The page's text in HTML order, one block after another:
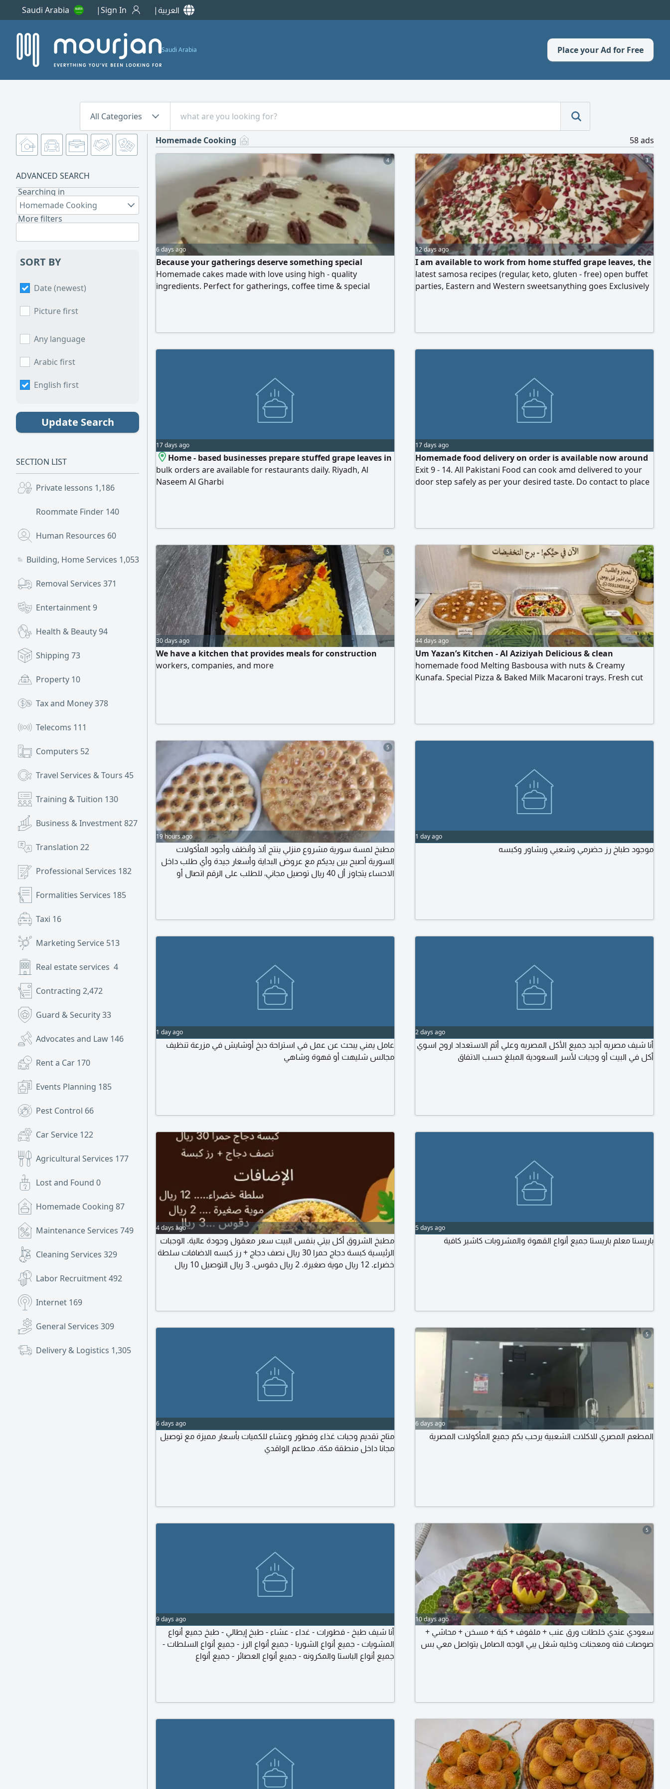
Saudi Arabia Sign In العربية
Saudi Arabia Place your Ad for Free
All Categories
ADVANCED SEARCH
Searching in
Homemade Cooking
More filters
SORT BY
Date (newest)
Picture first
Any language
Arabic first
English first
Update Search
SECTION LIST
Private lessons 1,186
Roommate Finder 140
Human Resources 60
Building, Home Services 1,053
Removal Services 371
Entertainment9
Health & Beauty94
Shipping 73
Property 10
Tax and Money378
Telecoms 111
Computers 52
Travel Services & Tours 45
Training & Tuition 130
Business & Investment827
Translation 22
Professional Services 182
Formalities Services 185
Taxi 16
Marketing Service 513
Real estate services 4
Contracting 2,472
Guard & Security33
Advocates and Law 146
Rent a Car 170
Events Planning 185
Pest Control 66
Car Service 122
Agricultural Services 177
Lost and Found 0
Homemade Cooking 87
Maintenance Services 749
Cleaning Services 329
Labor Recruitment492
Internet 169
General Services 309
Delivery & Logistics 1,305
Homemade Cooking 58 ads
4
6 days ago
Because your gatherings deserve something special
Homemade cakes made with love using high - quality
ingredients. Perfect for gatherings, coffee time & special
3
12 days ago
I am available to work from home stuffed grape leaves, the
latest samosa recipes (regular, keto, gluten - free) open buffet
parties, Eastern and Western sweetsanything goes Exclusively
17 days ago
Home - based businesses prepare stuffed grape leaves in
bulk orders are available for restaurants daily. Riyadh, Al
Naseem Al Gharbi
17 days ago
Homemade food delivery on order is available now around
Exit 9 - 14. All Pakistani Food can cook amd delivered to your
door step safely as per your desired taste. Do contact to place
5
30 days ago
We have a kitchen that provides meals for construction
workers, companies, and more
44 days ago
Um Yazan’s Kitchen - Al Aziziyah Delicious & clean
homemade food Melting Basbousa with nuts & Creamy
Kunafa. Special Pizza & Baked Milk Macaroni trays. Fresh cut
5
19 hours ago
مطبخ لمسة سورية مشروع منزلي ينتج ألذ وأنظف وأجود المأكولات
السورية أصبح بين يديكم مع عروض البداية وأسعار جيدة وأي طلب داخل
الاحساء يتجاوز أل 40 ريال توصيل مجاني، للطلب على الرقم اتصال أو
1 day ago
موجود طباخ رز حضرمي وشعبي وبشاور وكبسه
1 day ago
عامل يمني يبحث عن عمل في استراحة دبخ أوشايش في مزرعة تنظيف
مجالس شليهت أو قهوة وشاهي
2 days ago
أنا شيف مصريه أجيد جميع الأكل المصريه وعلي أتم الاستعداد اروح اسوي
أكل في البيت أو وجبات لأسر السعودية المبلغ حسب الاتفاق
4 days ago
مطبخ الشروق أكل بيتي بنفس البيت سعر معقول وجودة عالية. الوجبات
الرئيسية كبسة دجاج حمرا 30 ريال نصف دجاج + رز كبسه الاضافات سلطة
خضراء. 12 ريال موية صغيرة. 2 ريال دقوس. 3 ريال التوصيل 10 ريال
5 days ago
باريستا معلم باريستا جميع أنواع القهوة والمشروبات كاشير كافية
6 days ago
متاح تقديم وجبات غذاء وفطور وعشاء للكميات بأسعار مميزة مع توصيل
مجانا داخل منطقة مكة. مطاعم الواقدي
5
6 days ago
المطعم المصري للاكلات الشعبية يرحب بكم جميع المأكولات المصرية
9 days ago
أنا شيف طبخ - فطورات - غداء - عشاء - طبخ إيطالي - طبخ جميع أنواع
المشويات - جميع أنواع الشوربا - جميع أنواع الرز - جميع أنواع السلطات -
جميع أنواع الباستا والمكرونه - جميع أنواع العصائر - جميع أنواع
5
10 days ago
سعودي عندي خلطات ورق عنب + ملفوف + كبة + مسخن + محاشي +
صوصات فته ومعجنات وخليه شغل يبي الوجه الصامل يتواصل معي بس